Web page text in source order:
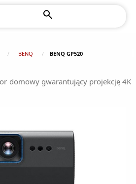
BENQ BENQ GP520
domowy gwarantujący projekcję 4K